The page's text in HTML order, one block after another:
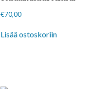
€70,00
Lisää ostoskoriin